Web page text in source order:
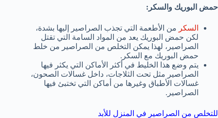
حمض البوريك والسكر:
السكر من الأطعمة التي تجذب الصراصير إليها بشدة،
لكن حمض البوريك يعد من المواد السامة التي تقتل
الصراصير، لهذا يمكن التخلص من الصراصير من خلط
حمض البوريك مع السكر.
يتم وضع هذا الخليط في أكثر الأماكن التي يكثر فيها
الصراصير مثل تحت الثلاجات، داخل غسالات الصحون،
غسالات الأطباق وغيرها من أماكن التي تختبئ فيها
الصراصير.
للتخلص من الصراصير في المنزل للأبد